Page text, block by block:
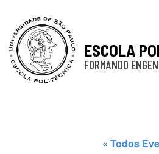
ESCOLA
FORMANDO
« Todos